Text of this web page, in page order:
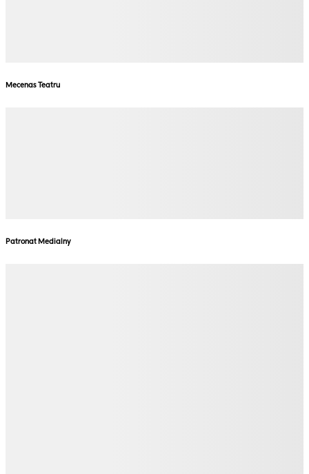
Mecenas Teatru
Patronat Medialny